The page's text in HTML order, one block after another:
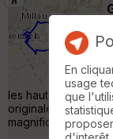
les hauteurs de
originale chapelle,
magnifiques vues
En
usage
que